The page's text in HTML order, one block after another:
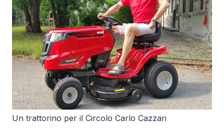
Un trattorino per il Circolo Carlo Cazzari